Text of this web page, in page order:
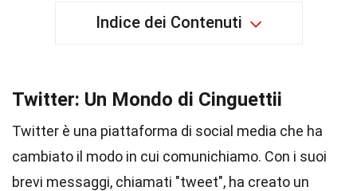
Indice dei Contenuti
Twitter: Un Mondo di Cinguettii
Twitter è una piattaforma di social media che ha
cambiato il modo in cui comunichiamo. Con i suoi
brevi messaggi, chiamati "tweet", ha creato un